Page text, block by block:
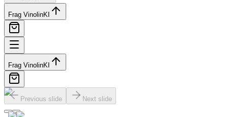
Frag VinolinKI
Frag VinolinKI
Previous slide Next slide